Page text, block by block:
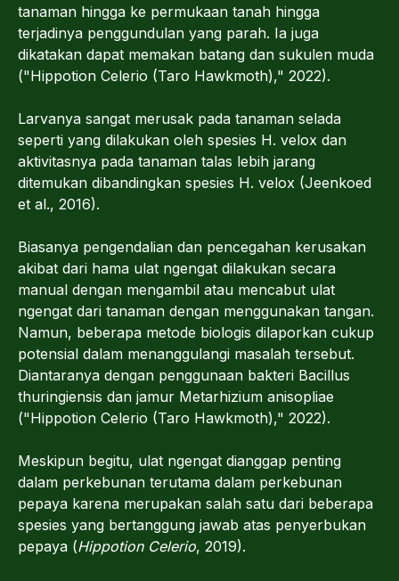
tanaman hingga ke permukaan tanah hingga
terjadinya penggundulan yang parah. Ia juga
dikatakan dapat memakan batang dan sukulen muda
("Hippotion Celerio (Taro Hawkmoth)," 2022).
Larvanya sangat merusak pada tanaman selada
seperti yang dilakukan oleh spesies H. velox dan
aktivitasnya pada tanaman talas lebih jarang
ditemukan dibandingkan spesies H. velox (Jeenkoed
et al., 2016).
Biasanya pengendalian dan pencegahan kerusakan
akibat dari hama ulat ngengat dilakukan secara
manual dengan mengambil atau mencabut ulat
ngengat dari tanaman dengan menggunakan tangan.
Namun, beberapa metode biologis dilaporkan cukup
potensial dalam menanggulangi masalah tersebut.
Diantaranya dengan penggunaan bakteri Bacillus
thuringiensis dan jamur Metarhizium anisopliae
("Hippotion Celerio (Taro Hawkmoth)," 2022).
Meskipun begitu, ulat ngengat dianggap penting
dalam perkebunan terutama dalam perkebunan
pepaya karena merupakan salah satu dari beberapa
spesies yang bertanggung jawab atas penyerbukan
pepaya (Hippotion Celerio, 2019).